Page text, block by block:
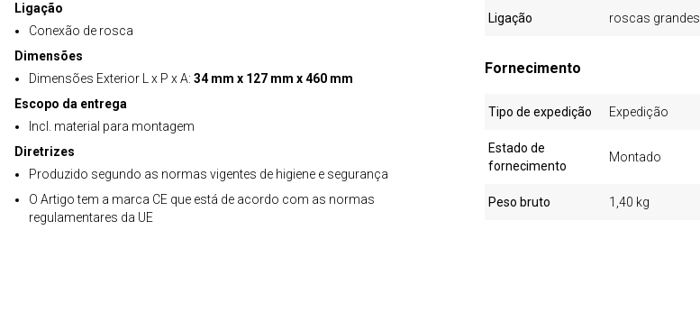
Ligação
Conexão de rosca
Dimensões
Dimensões Exterior L x P x A: 34 mm x 127 mm x 460 mm
Escopo da entrega
Incl. material para montagem
Diretrizes
Produzido segundo as normas vigentes de higiene e segurança
O Artigo tem a marca CE que está de acordo com as normas
regulamentares da UE
Ligação roscas grandes
Fornecimento
Tipo de expedição Expedição
Estado de
fornecimento
Montado
Peso bruto 1,40 kg